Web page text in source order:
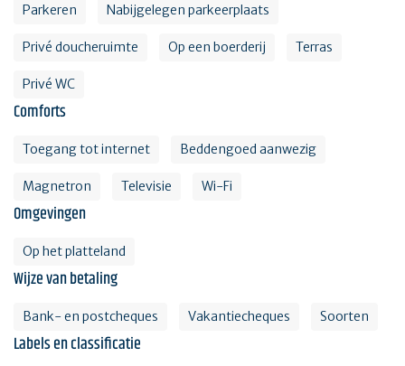
Parkeren Nabijgelegen parkeerplaats
Privé doucheruimte Op een boerderij Terras
Privé WC
Comforts
Toegang tot internet Beddengoed aanwezig
Magnetron Televisie Wi-Fi
Omgevingen
Op het platteland
Wijze van betaling
Bank- en postcheques Vakantiecheques Soorten
Labels en classificatie